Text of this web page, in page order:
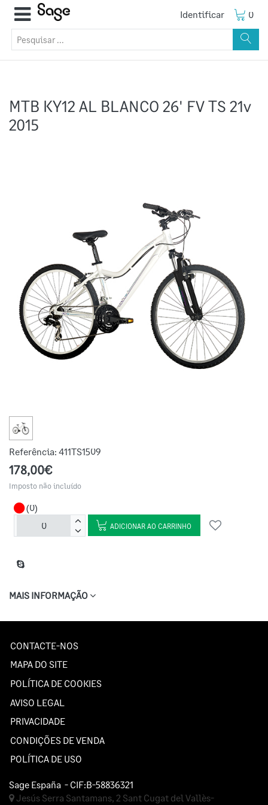
Identificar 0
MTB KY12 AL BLANCO 26' FV TS 21v
2015
Referência: 411TS1509
178,00€
Imposto não incluído
(0)
ADICIONAR AO CARRINHO
MAIS INFORMAÇÃO
CONTACTE-NOS
MAPA DO SITE
POLÍTICA DE COOKIES
AVISO LEGAL
PRIVACIDADE
CONDIÇÕES DE VENDA
POLÍTICA DE USO
Sage España - CIF:B-58836321
Jesús Serra Santamans, 2 Sant Cugat del Vallès-